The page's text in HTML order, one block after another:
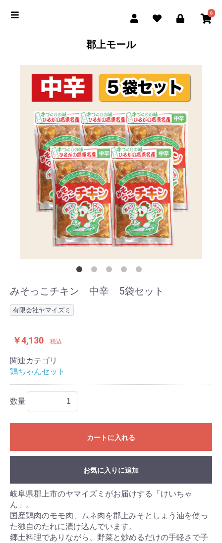
0
郡上モール
みそっこチキン 中辛 5袋セット
有限会社ヤマイズミ
￥4,130 税込
関連カテゴリ
鶏ちゃんセット
数量
カートに入れる
お気に入りに追加
岐阜県郡上市のヤマイズミがお届けする「けいちゃ
ん」。
国産鶏肉のモモ肉、ムネ肉を郡上みそとしょう油を使っ
た独自のたれに漬け込んでいます。
郷土料理でありながら、野菜と炒めるだけの手軽さで子